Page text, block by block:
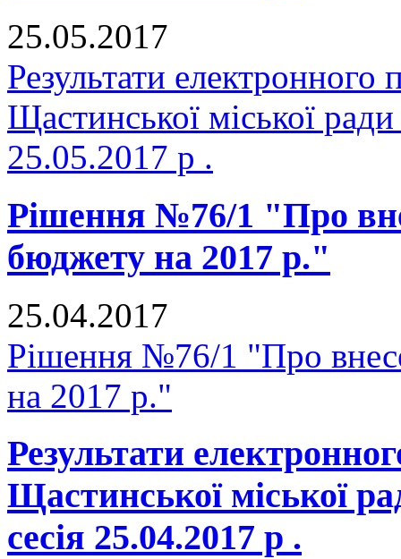
25.05.2017
Результати електронного
Щастинської міської
25.05.2017 р .
Рішення №76/1 "Про
бюджету на 2017 р."
25.04.2017
Рішення №76/1 "Про
на 2017 р."
Результати
Щастинської міської
сесія 25.04.2017 р .